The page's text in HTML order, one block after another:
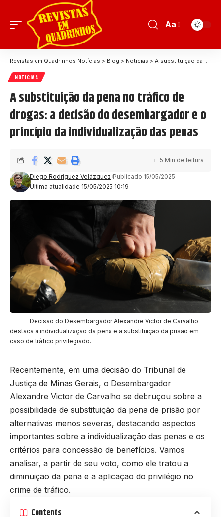
Aa
Revistas em Quadrinhos Notícias > Blog > Noticias > A substituição da pena no tráfico de drogas: a decisão do desembargador e o princípio da individualização das penas
NOTICIAS
A substituição da pena no tráfico de
drogas: a decisão do desembargador e o
princípio da individualização das penas
Última atualidade 15/05/2025 10:19
Diego Rodríguez Velázquez Publicado 15/05/2025
5 Min de leitura
Decisão do Desembargador Alexandre Victor de Carvalho
destaca a individualização da pena e a substituição da prisão em
caso de tráfico privilegiado.
Recentemente, em uma decisão do Tribunal de
Justiça de Minas Gerais, o Desembargador
Alexandre Victor de Carvalho se debruçou sobre a
possibilidade de substituição da pena de prisão por
alternativas menos severas, destacando aspectos
importantes sobre a individualização das penas e os
critérios para concessão de benefícios. Vamos
analisar, a partir de seu voto, como ele tratou a
diminuição da pena e a aplicação do privilégio no
crime de tráfico.
Contents